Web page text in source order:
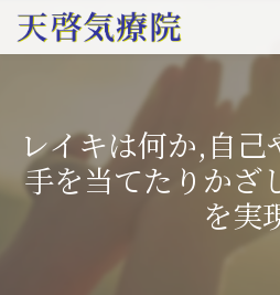
レイキは何か,自
手を当てたりかざ
を実